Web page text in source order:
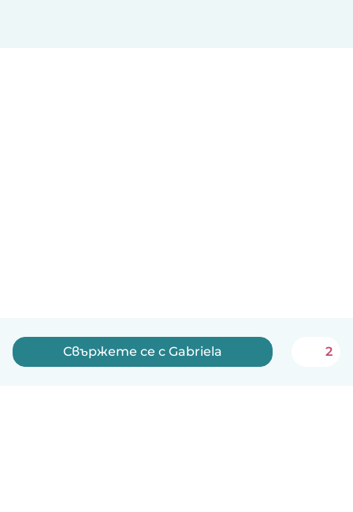
Свържете се с Gabriela 2